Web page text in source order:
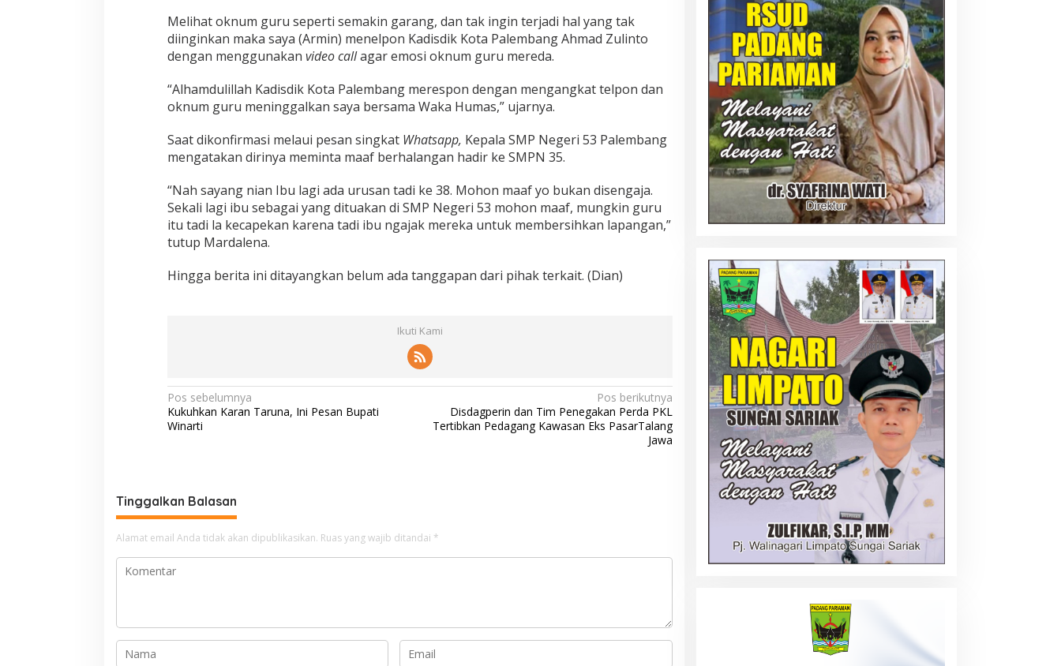
Melihat oknum guru seperti semakin garang, dan tak ingin terjadi hal yang tak
diinginkan maka saya (Armin) menelpon Kadisdik Kota Palembang Ahmad Zulinto
dengan menggunakan video callagar emosi oknum guru mereda.
“Alhamdulillah Kadisdik Kota Palembang merespon dengan mengangkat telpon dan
oknum guru meninggalkan saya bersama Waka Humas,” ujarnya.
Saat dikonfirmasi melaui pesan singkat Whatsapp, Kepala SMP Negeri 53 Palembang
mengatakan dirinya meminta maaf berhalangan hadir ke SMPN 35.
“Nah sayang nian Ibu lagi ada urusan tadi ke 38. Mohon maaf yo bukan disengaja.
Sekali lagi ibu sebagai yang dituakan di SMP Negeri 53 mohon maaf, mungkin guru
itu tadi la kecapekan karena tadi ibu ngajak mereka untuk membersihkan lapangan,”
tutup Mardalena.
Hingga berita ini ditayangkan belum ada tanggapan dari pihak terkait. (Dian)
Ikuti Kami
N
a
a
s
i
p
s
Pos sebelumnya
Kukuhkan Karan Taruna, Ini Pesan Bupati
Winarti
Pos berikutnya
Disdagperin dan Tim Penegakan Perda PKL
Tertibkan Pedagang Kawasan Eks PasarTalang
Jawa
Tinggalkan Balasan
Alamat email Anda tidak akan dipublikasikan. Ruas yang wajib ditandai *